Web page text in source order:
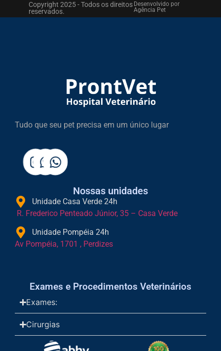
Copyright 2025 - Todos os direitos
reservados.
Desenvolvido por
Agência Pet
Tudo que seu pet precisa em um único lugar
Nossas unidades
Unidade Casa Verde 24h
R. Frederico Penteado Júnior, 35 – Casa Verde
Unidade Pompéia 24h
Av Pompéia, 1701 , Perdizes
Exames e Procedimentos Veterinários
Exames:
Cirurgias